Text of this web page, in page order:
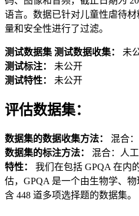
语言。数据已针对儿童性虐待
量和安全性进行了过滤。
测试数据集 测试数据收集：
未
测试标注：
未公开
测试特性：
未公开
评估数据集：
数据集的数据收集方法：
混合
数据集的标注方法：
混合：人
特性：
我们在包括 GPQA 在内
估，GPQA 是一个由生物学、
含 448 道多项选择题的数据集。